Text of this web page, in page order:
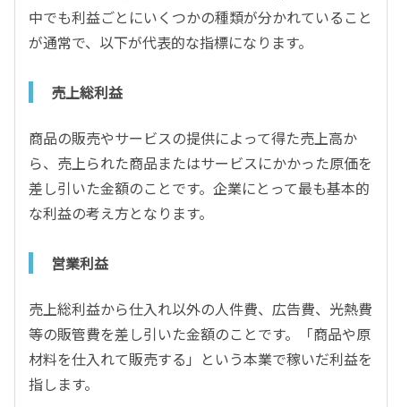
中でも利益ごとにいくつかの種類が分かれていること
が通常で、以下が代表的な指標になります。
売上総利益
商品の販売やサービスの提供によって得た売上高か
ら、売上られた商品またはサービスにかかった原価を
差し引いた金額のことです。企業にとって最も基本的
な利益の考え方となります。
営業利益
売上総利益から仕入れ以外の人件費、広告費、光熱費
等の販管費を差し引いた金額のことです。「商品や原
材料を仕入れて販売する」という本業で稼いだ利益を
指します。